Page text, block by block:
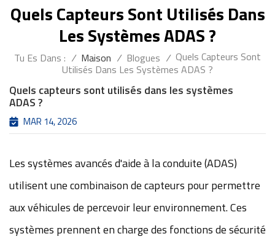
Quels Capteurs Sont Utilisés Dans
Les Systèmes ADAS ?
Tu Es Dans : / Maison / Blogues / Quels Capteurs Sont
Utilisés Dans Les Systèmes ADAS ?
Quels capteurs sont utilisés dans les systèmes
ADAS ?
MAR 14, 2026
Les systèmes avancés d'aide à la conduite (ADAS)
utilisent une combinaison de capteurs pour permettre
aux véhicules de percevoir leur environnement. Ces
systèmes prennent en charge des fonctions de sécurité